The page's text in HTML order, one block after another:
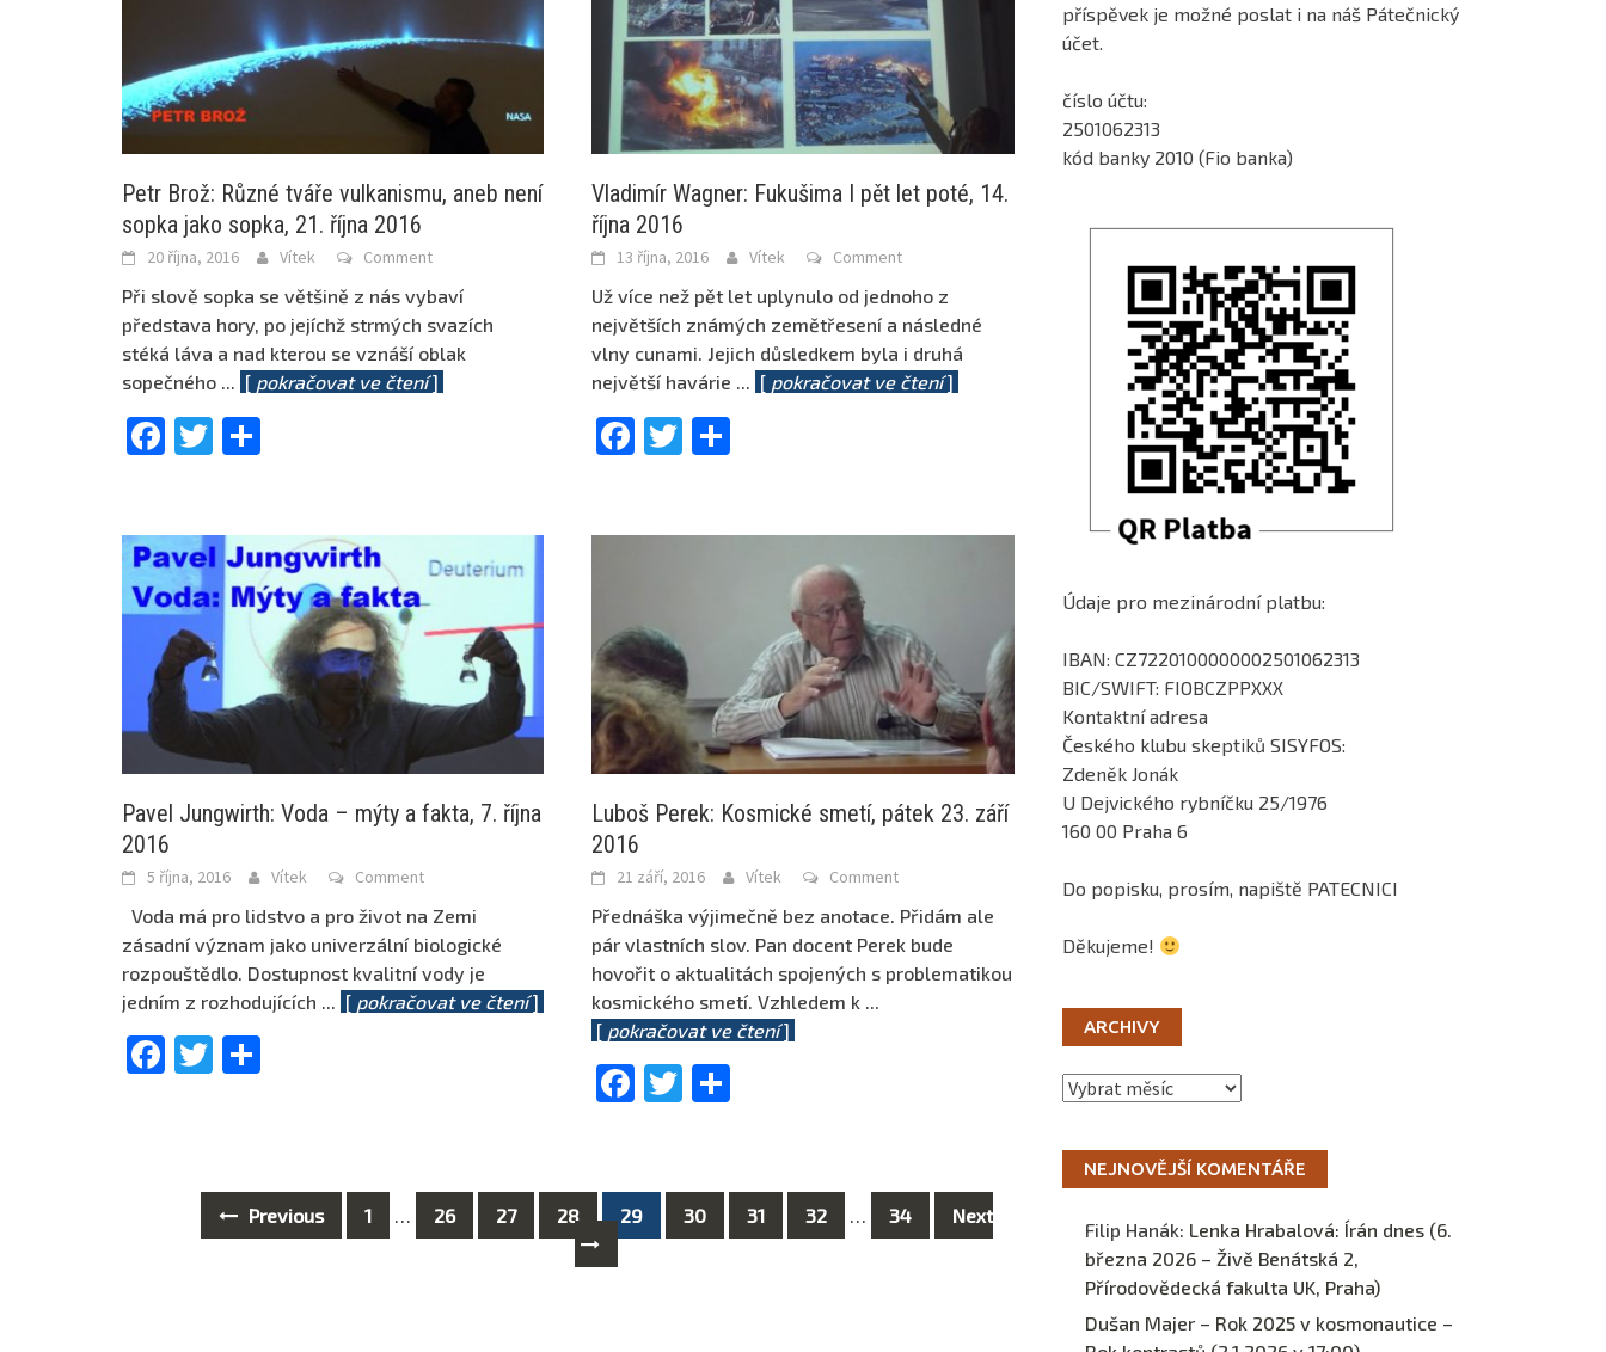
Petr Brož: Různé tváře vulkanismu, aneb není
sopka jako sopka, 21. října 2016
20 října, 2016 Vítek Comment
Při slově sopka se většině z nás vybaví
představa hory, po jejíchž strmých svazích
stéká láva a nad kterou se vznáší oblak
sopečného ... [ pokračovat ve čtení]
Facebook
Twitter
Vladimír Wagner: Fukušima I pět let poté, 14.
října 2016
13 října, 2016 Vítek Comment
Už více než pět let uplynulo od jednoho z
největších známých zemětřesení a následné
vlny cunami. Jejich důsledkem byla i druhá
největší havárie ... [ pokračovat ve čtení]
Facebook
Twitter
Pavel Jungwirth: Voda – mýty a fakta, 7. října
2016
5 října, 2016 Vítek Comment
Voda má pro lidstvo a pro život na Zemi
zásadní význam jako univerzální biologické
rozpouštědlo. Dostupnost kvalitní vody je
jedním z rozhodujících ... [ pokračovat ve čtení]
Facebook
Twitter
Luboš Perek: Kosmické smetí, pátek 23. září
2016
21 září, 2016 Vítek Comment
Přednáška výjimečně bez anotace. Přidám ale
pár vlastních slov. Pan docent Perek bude
hovořit o aktualitách spojených s problematikou
kosmického smetí. Vzhledem k ...
[ pokračovat ve čtení]
Facebook
Twitter
Previous 1 … 26 27 28 29 30 31 32 … 34 Next
příspěvek je možné poslat i na náš Pátečnický
účet.
číslo účtu:
2501062313
kód banky 2010 (Fio banka)
Údaje pro mezinárodní platbu:
IBAN: CZ7220100000002501062313
BIC/SWIFT: FIOBCZPPXXX
Kontaktní adresa
Českého klubu skeptiků SISYFOS:
Zdeněk Jonák
U Dejvického rybníčku 25/1976
160 00 Praha 6
Do popisku, prosím, napiště PATECNICI
Děkujeme!
ARCHIVY
Archivy
NEJNOVĚJŠÍ KOMENTÁŘE
Filip Hanák: Lenka Hrabalová: Írán dnes (6.
března 2026 – Živě Benátská 2,
Přírodovědecká fakulta UK, Praha)
Dušan Majer – Rok 2025 v kosmonautice –